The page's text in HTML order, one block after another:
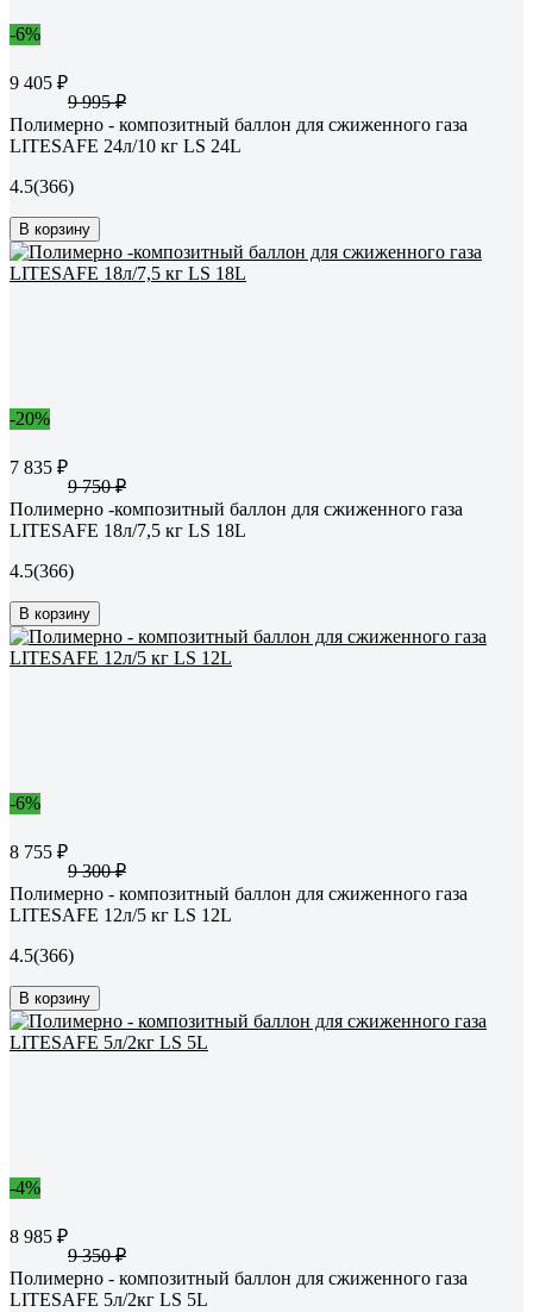
-6%
9 405 ₽
9 995 ₽
Полимерно - композитный баллон для сжиженного газа
LITESAFE 24л/10 кг LS 24L
4.5(366)
В корзину
-20%
7 835 ₽
9 750 ₽
Полимерно -композитный баллон для сжиженного газа
LITESAFE 18л/7,5 кг LS 18L
4.5(366)
В корзину
-6%
8 755 ₽
9 300 ₽
Полимерно - композитный баллон для сжиженного газа
LITESAFE 12л/5 кг LS 12L
4.5(366)
В корзину
-4%
8 985 ₽
9 350 ₽
Полимерно - композитный баллон для сжиженного газа
LITESAFE 5л/2кг LS 5L